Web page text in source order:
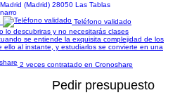
Madrid (Madrid) 28050 Las Tablas
Teléfono validado
lo descubriras y no necesitarás clases
se entiende la exquisita complejidad de los
ello al instante, y estudiarlos se convierte en una
2 veces contratado en Cronoshare
Pedir presupuesto